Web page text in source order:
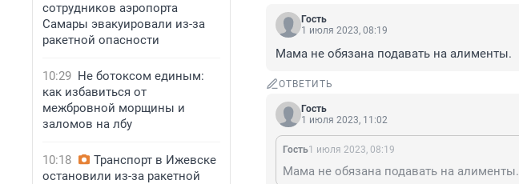
сотрудников аэропорта
Самары эвакуировали из-за
ракетной опасности
10:29 Не ботоксом единым:
как избавиться от
межбровной морщины и
заломов на лбу
10:18
Транспорт в Ижевске
остановили из-за ракетной
Гость
1 июля 2023, 08:19
Мама не обязана подавать на алименты.
ОТВЕТИТЬ
Гость
1 июля 2023, 11:02
Гость1 июля 2023, 08:19
Мама не обязана подавать на алименты.